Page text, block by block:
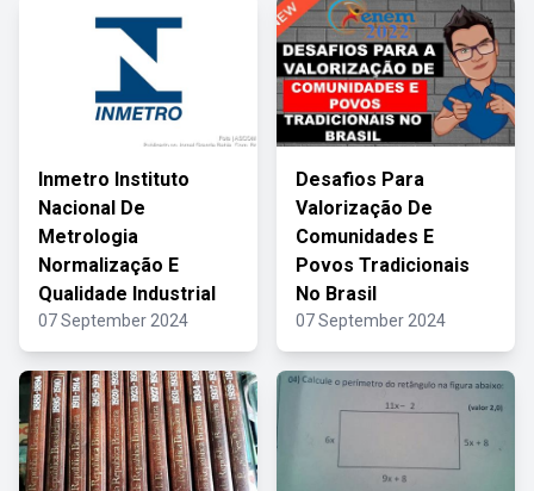
Inmetro Instituto
Nacional De
Metrologia
Normalização E
Qualidade Industrial
07 September 2024
Desafios Para
Valorização De
Comunidades E
Povos Tradicionais
No Brasil
07 September 2024